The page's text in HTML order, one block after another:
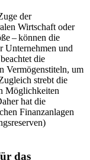
der
Wirtschaft oder
– können die
Unternehmen und
die
Vermögenstiteln, um
strebt die
Möglichkeiten
hat die
Finanzanlagen
das